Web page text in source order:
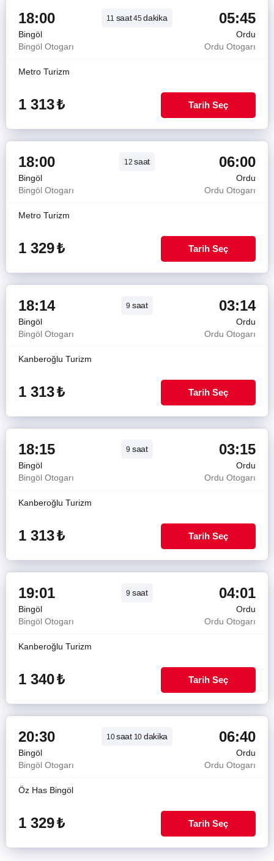
18:00 11 saat45dakika 05:45
Bingöl
Ordu
Bingöl Otogarı
Ordu Otogarı
Metro Turizm
1 313₺ Tarih Seç
18:00 12saat 06:00
Bingöl
Ordu
Bingöl Otogarı
Ordu Otogarı
Metro Turizm
1 329₺ Tarih Seç
18:14 9 saat 03:14
Bingöl
Ordu
Bingöl Otogarı
Ordu Otogarı
Kanberoğlu Turizm
1 313₺ Tarih Seç
18:15 9 saat 03:15
Bingöl
Ordu
Bingöl Otogarı
Ordu Otogarı
Kanberoğlu Turizm
1 313₺ Tarih Seç
19:01 9 saat 04:01
Bingöl
Ordu
Bingöl Otogarı
Ordu Otogarı
Kanberoğlu Turizm
1 340₺ Tarih Seç
20:30 10saat10 dakika 06:40
Bingöl
Ordu
Bingöl Otogarı
Ordu Otogarı
Öz Has Bingöl
1 329₺ Tarih Seç